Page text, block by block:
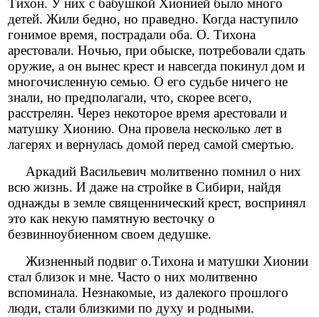
Тихон. У них с бабушкой Хионией было много
детей. Жили бедно, но праведно. Когда наступило
гонимое время, пострадали оба. О. Тихона
арестовали. Ночью, при обыске, потребовали сдать
оружие, а он вынес крест и навсегда покинул дом и
многочисленную семью. О его судьбе ничего не
знали, но предполагали, что, скорее всего,
расстрелян. Через некоторое время арестовали и
матушку Хионию. Она провела несколько лет в
лагерях и вернулась домой перед самой смертью.
Аркадий Васильевич молитвенно помнил о них
всю жизнь. И даже на стройке в Сибири, найдя
однажды в земле священнический крест, воспринял
это как некую памятную весточку о
безвинноубиенном своем дедушке.
Жизненный подвиг о.Тихона и матушки Хионии
стал близок и мне. Часто о них молитвенно
вспоминала. Незнакомые, из далекого прошлого
люди, стали близкими по духу и родными.